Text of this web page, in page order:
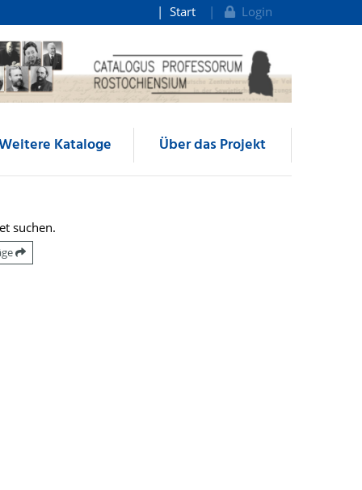
Start Login
Kataloge Über das Projekt
suchen.